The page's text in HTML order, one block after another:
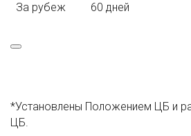
За рубеж
60 дней
*Установлены Положением ЦБ и
ЦБ.